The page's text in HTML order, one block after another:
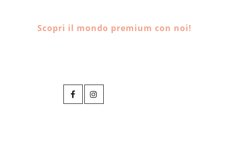
Scopri il mondo premium con noi!